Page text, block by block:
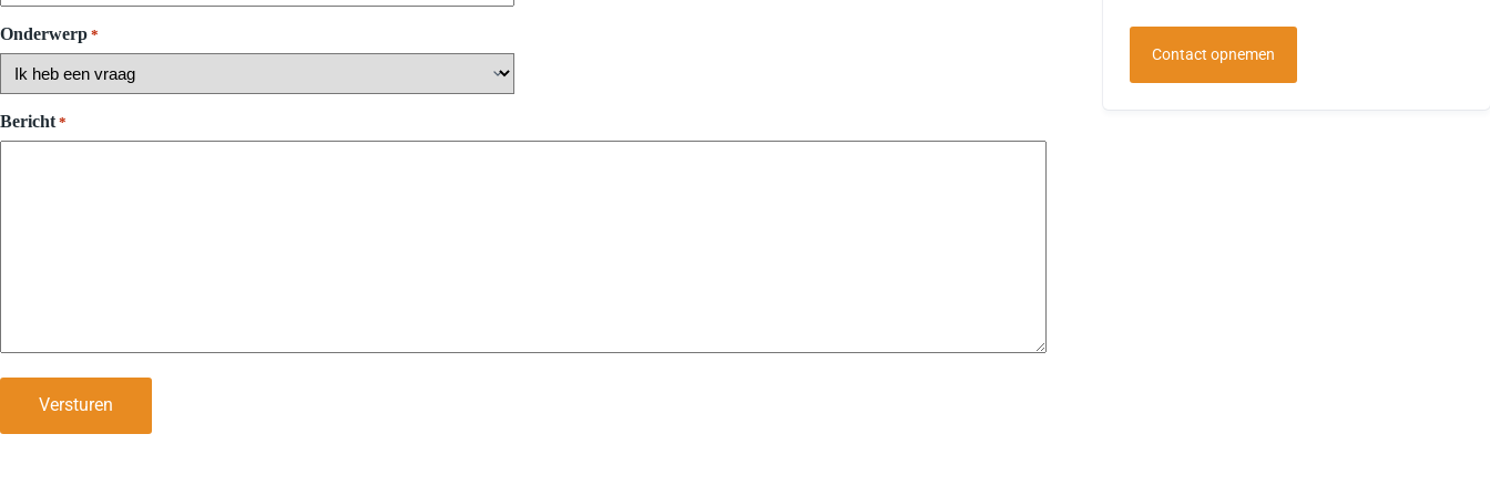
Onderwerp *
Bericht *
Contact opnemen